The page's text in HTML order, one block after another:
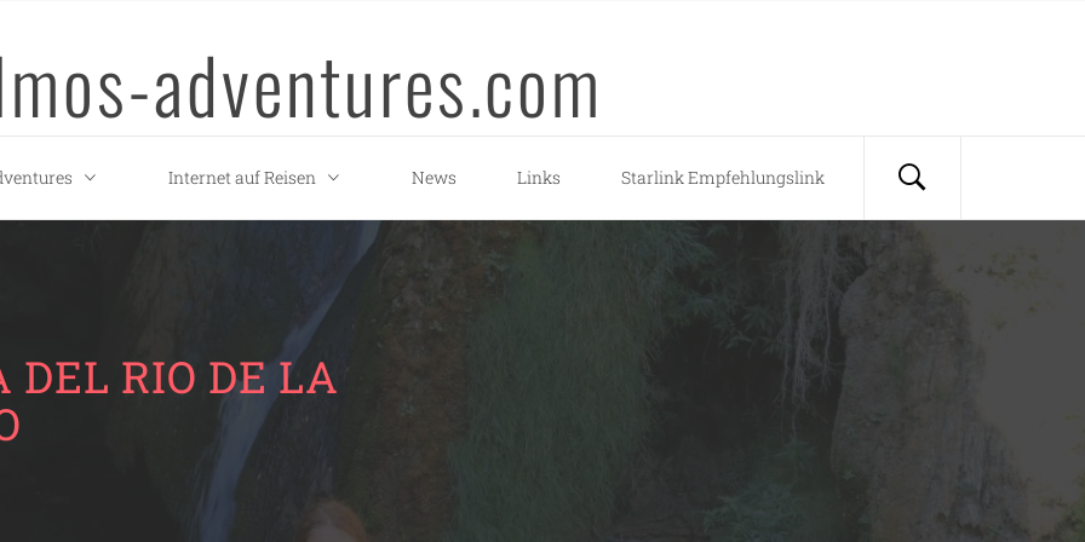
adventures.com
Internet auf Reisen News Links Starlink Empfehlungslink
DEL RIO DE LA